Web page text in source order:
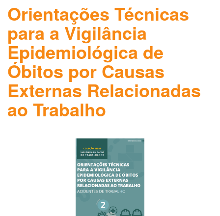
Orientações Técnicas
para a Vigilância
Epidemiológica de
Óbitos por Causas
Externas Relacionadas
ao Trabalho